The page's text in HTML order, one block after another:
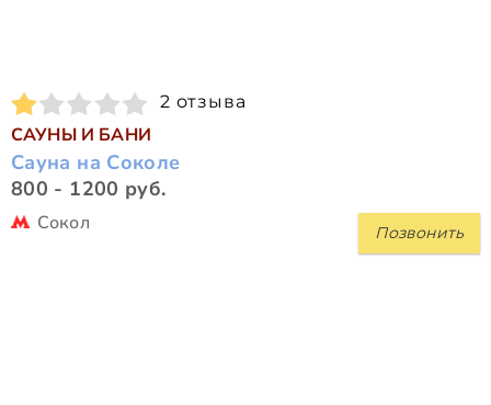
2 отзыва
САУНЫ И БАНИ
Сауна на Соколе
800 - 1200 руб.
Позвонить
Сокол